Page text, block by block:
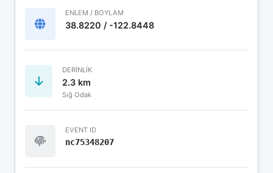
ENLEM / BOYLAM
38.8220 / -122.8448
DERINLIK
2.3 km
Sığ Odak
EVENT ID
nc75348207